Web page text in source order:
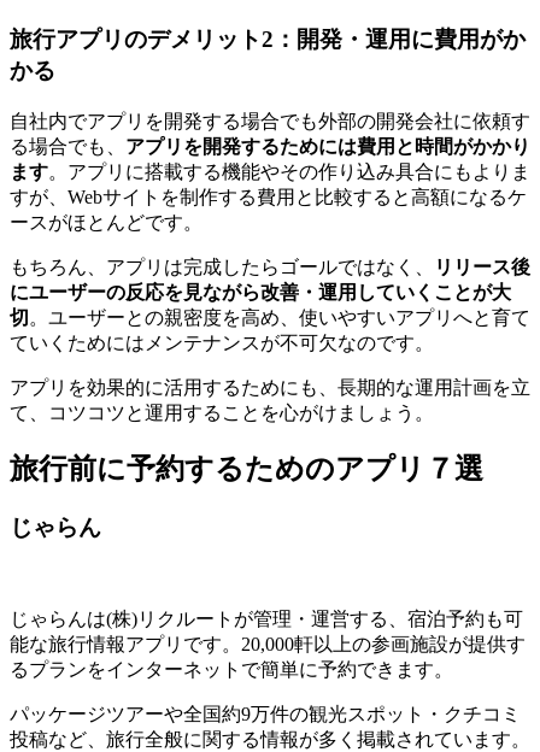
旅行アプリのデメリット2：開発・運用に費用がか
かる
自社内でアプリを開発する場合でも外部の開発会社に依頼す
る場合でも、 アプリを開発するためには費用と時間がかかり
ます。アプリに搭載する機能やその作り込み具合にもよりま
すが、Webサイトを制作する費用と比較すると高額になるケ
ースがほとんどです。
もちろん、アプリは完成したらゴールではなく、
リリース後
にユーザーの反応を見ながら改善・運用していくことが大
切 。ユーザーとの親密度を高め、使いやすいアプリへと育て
ていくためにはメンテナンスが不可欠なのです。
アプリを効果的に活用するためにも、長期的な運用計画を立
て、コツコツと運用することを心がけましょう。
旅行前に予約するためのアプリ７選
じゃらん
じゃらんは(株)リクルートが管理・運営する、宿泊予約も可
能な旅行情報アプリです。20,000軒以上の参画施設が提供す
るプランをインターネットで簡単に予約できます。
パッケージツアーや全国約9万件の観光スポット・クチコミ
投稿など、旅行全般に関する情報が多く掲載されています。